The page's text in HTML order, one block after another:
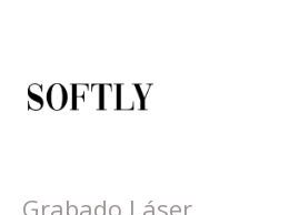
Grabado Láser